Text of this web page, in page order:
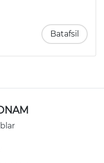
Batafsil